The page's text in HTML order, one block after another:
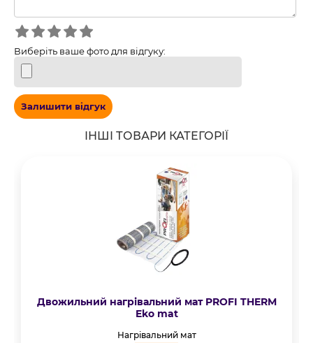
Виберіть ваше фото для відгуку:
Залишити відгук
ІНШІ ТОВАРИ КАТЕГОРІЇ
Двожильний нагрівальний мат PROFI THERM
Eko mat
Нагрівальний мат